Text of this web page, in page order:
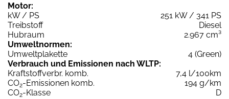
Motor:
kW / PS
251 kW / 341 PS
Treibstoff
Diesel
Hubraum
2.967 cm³
Umweltnormen:
Umweltplakette
4 (Green)
Verbrauch und Emissionen nach WLTP:
Kraftstoffverbr. komb.
7,4 l/100km
CO2-Emissionen komb.
194 g/km
CO2-Klasse
D